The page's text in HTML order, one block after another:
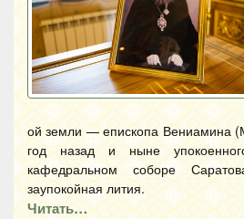
ой земли — епископа Вениамина
год назад и ныне
кафедральном соборе
заупокойная лития.
Читать…